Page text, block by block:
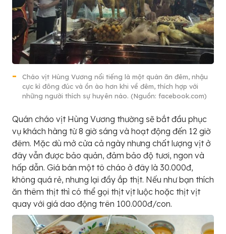
Cháo vịt Hùng Vương nổi tiếng là một quán ăn đêm, nhậu
cực kì đông đúc và ồn ào hơn khi về đêm, thích hợp với
những người thích sự huyên náo. (Nguồn: facebook.com)
Quán cháo vịt Hùng Vương thường sẽ bắt đầu phục
vụ khách hàng từ 8 giờ sáng và hoạt động đến 12 giờ
đêm. Mặc dù mở cửa cả ngày nhưng chất lượng vịt ở
đây vẫn được bảo quản, đảm bảo độ tươi, ngon và
hấp dẫn. Giá bán một tô cháo ở đây là 30.000đ,
không quá rẻ, nhưng lại đầy ắp thịt. Nếu như bạn thích
ăn thêm thịt thì có thể gọi thịt vịt luộc hoặc thịt vịt
quay với giá dao động trên 100.000đ/con.